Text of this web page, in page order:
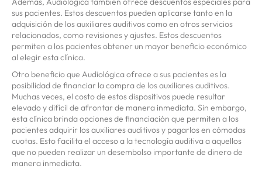
sus pacientes. Estos descuentos pueden aplicarse tanto en la
adquisición de los auxiliares auditivos como en otros servicios
relacionados, como revisiones y ajustes. Estos descuentos
permiten a los pacientes obtener un mayor beneficio económico
al elegir esta clínica.
Otro beneficio que Audiológica ofrece a sus pacientes es la
posibilidad de financiar la compra de los auxiliares auditivos.
Muchas veces, el costo de estos dispositivos puede resultar
elevado y difícil de afrontar de manera inmediata. Sin embargo,
esta clínica brinda opciones de financiación que permiten a los
pacientes adquirir los auxiliares auditivos y pagarlos en cómodas
cuotas. Esto facilita el acceso a la tecnología auditiva a aquellos
que no pueden realizar un desembolso importante de dinero de
manera inmediata.